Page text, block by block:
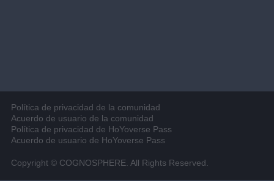
Política de privacidad de la comunidad
Acuerdo de usuario de la comunidad
Política de privacidad de HoYoverse Pass
Acuerdo de usuario de HoYoverse Pass
Copyright © COGNOSPHERE. All Rights Reserved.